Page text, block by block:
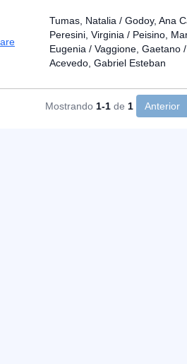
Tumas, Natalia / Godoy, Ana
Peresini, Virginia / Peisino,
Eugenia / Vaggione, Gaetano /
Acevedo, Gabriel Esteban
Mostrando 1-1 de 1 Anterior